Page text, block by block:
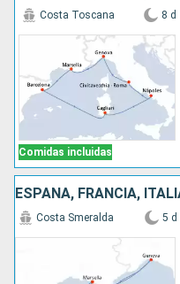
Comidas incluidas
Costa Toscana 8 d
ESPAÑA, FRANCIA,
Costa Smeralda 5 d